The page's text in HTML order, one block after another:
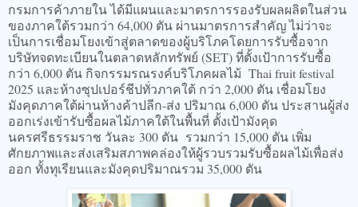
กรมการค้าภายใน ได้มีแผนและมาตรการรองรับผลผลิตในส่วน
ของภาคใต้รวมกว่า 64,000 ตัน ผ่านมาตรการสำคัญ ไม่ว่าจะ
เป็นการเชื่อมโยงเข้าสู่ตลาดของผู้บริโภคโดยการรับซื้อจาก
บริษัทจดทะเบียนในตลาดหลักทรัพย์ (SET) ที่ตั้งเป้าการรับซื้อ
กว่า 6,000 ตัน กิจกรรมรณรงค์บริโภคผลไม้ Thai fruit festival
2025 และห้างซุปเปอร์ชีปทั่วภาคใต้ กว่า 2,000 ตัน เชื่อมโยง
มังคุดภาคใต้ผ่านห้างค้าปลีก-ส่ง ปริมาณ 6,000 ตัน ประสานผู้ส่ง
ออกเร่งเข้ารับซื้อผลไม้ภาคใต้ในพื้นที่ ตั้งเป้ามังคุด
นครศรีธรรมราช วันละ 300 ตัน รวมกว่า 15,000 ตัน เพิ่ม
ศักยภาพและส่งเสริมสภาพคล่องให้ผู้รวบรวมรับซื้อผลไม้เพื่อส่ง
ออก ทั้งทุเรียนและมังคุดปริมาณรวม 35,000 ตัน